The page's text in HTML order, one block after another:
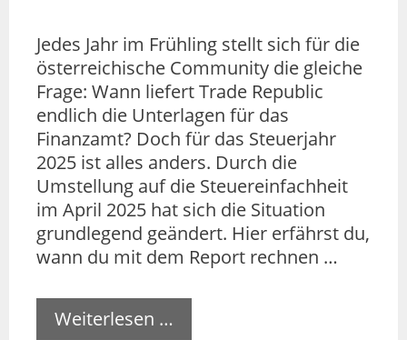
Jedes Jahr im Frühling stellt sich für die
österreichische Community die gleiche
Frage: Wann liefert Trade Republic
endlich die Unterlagen für das
Finanzamt? Doch für das Steuerjahr
2025 ist alles anders. Durch die
Umstellung auf die Steuereinfachheit
im April 2025 hat sich die Situation
grundlegend geändert. Hier erfährst du,
wann du mit dem Report rechnen …
Weiterlesen …